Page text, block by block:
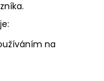
na